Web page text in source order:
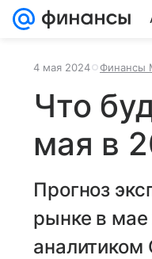
4 мая 2024 Финансы
Что
мая в
Прогноз
рынке в